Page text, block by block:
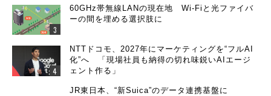
60GHz帯無線LANの現在地 Wi-Fiと光ファイバ
ーの間を埋める選択肢に
NTTドコモ、2027年にマーケティングを“フルAI
化”へ 「現場社員も納得の切れ味鋭いAIエージ
ェント作る」
JR東日本、“新Suica”のデータ連携基盤に